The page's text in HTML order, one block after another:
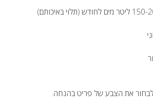
לבחור את הצבע של פריט בהנחה.